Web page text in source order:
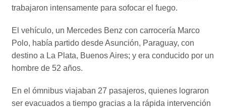
trabajaron intensamente para sofocar el fuego.
El vehículo, un Mercedes Benz con carrocería Marco
Polo, había partido desde Asunción, Paraguay, con
destino a La Plata, Buenos Aires; y era conducido por un
hombre de 52 años.
En el ómnibus viajaban 27 pasajeros, quienes lograron
ser evacuados a tiempo gracias a la rápida intervención